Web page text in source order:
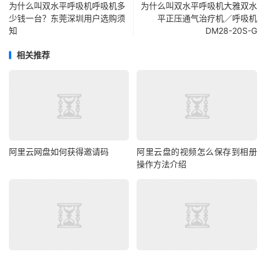
为什么叫双水平呼吸机呼吸机多
少钱一台？东莞深圳用户选购须
知
为什么叫双水平呼吸机大雅双水
平正压通气治疗机／呼吸机
DM28-20S-G
相关推荐
阿里云网盘如何获得邀请码
阿里云盘的视频怎么保存到相册
操作方法介绍